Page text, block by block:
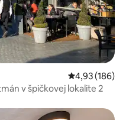
Priemerné
4,93 (186)
v špičkovej lokalite 2